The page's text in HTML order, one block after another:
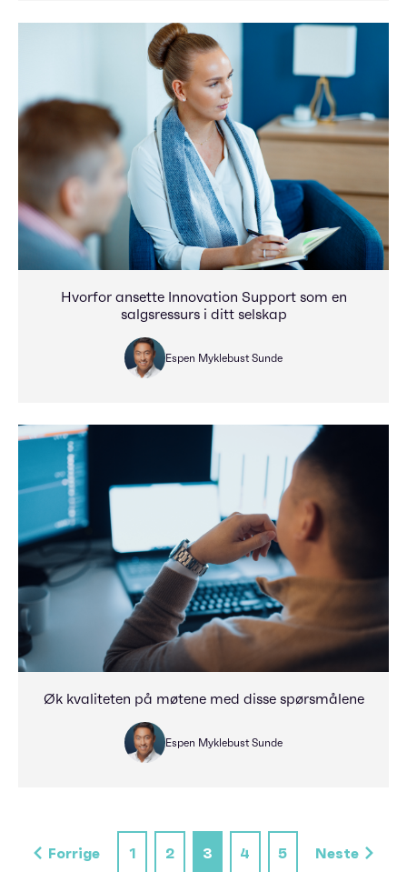
Hvorfor ansette Innovation Support som en
salgsressurs i ditt selskap
Espen Myklebust Sunde
Øk kvaliteten på møtene med disse spørsmålene
Espen Myklebust Sunde
Forrige 1 2 3 4 5 Neste